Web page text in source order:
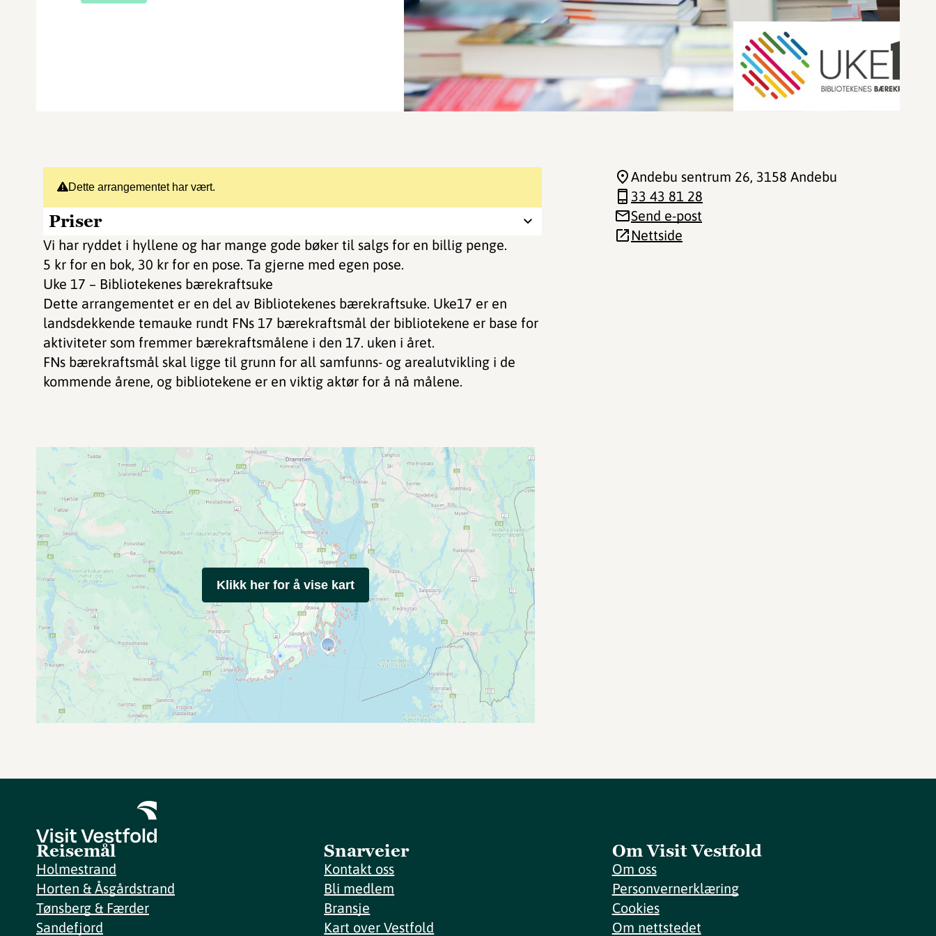
Dette arrangementet har vært.
Priser
Vi har ryddet i hyllene og har mange gode bøker til salgs for en billig penge.
5 kr for en bok, 30 kr for en pose. Ta gjerne med egen pose.
Uke 17 – Bibliotekenes bærekraftsuke
Dette arrangementet er en del av Bibliotekenes bærekraftsuke. Uke17 er en
landsdekkende temauke rundt FNs 17 bærekraftsmål der bibliotekene er base for
aktiviteter som fremmer bærekraftsmålene i den 17. uken i året.
FNs bærekraftsmål skal ligge til grunn for all samfunns- og arealutvikling i de
kommende årene, og bibliotekene er en viktig aktør for å nå målene.
Andebu sentrum 26, 3158 Andebu
33 43 81 28
Send e-post
Nettside
Klikk her for å vise kart
Reisemål
Holmestrand
Horten & Åsgårdstrand
Tønsberg & Færder
Sandefjord
Snarveier
Kontakt oss
Bli medlem
Bransje
Kart over Vestfold
Om Visit Vestfold
Om oss
Personvernerklæring
Cookies
Om nettstedet